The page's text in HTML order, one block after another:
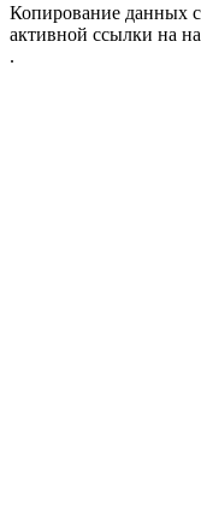
Копирование данных с
активной ссылки на
.